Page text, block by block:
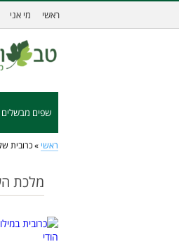
ראשי מי אני
שפים מבשלים
ראשי »כרובית
מלכת